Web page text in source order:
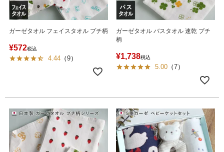
ガーゼタオル フェイスタオル プチ柄
¥572税込
4.44 （9）
ガーゼタオル バスタオル 速乾 プチ
柄
¥1,738税込
5.00 （7）